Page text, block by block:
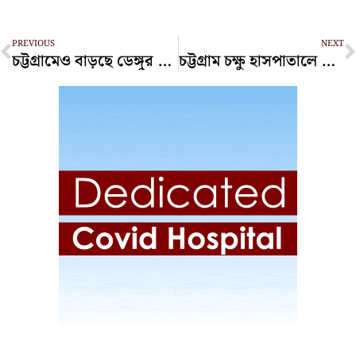
Prev
PREVIOUS
চট্টগ্রামেও বাড়ছে ডেঙ্গুর সংক্রমণ, শনাক্ত ৯
NEXT
চট্টগ্রাম চক্ষু হাসপাতালে জালিয়াতির মামলায় আসামির জামিন